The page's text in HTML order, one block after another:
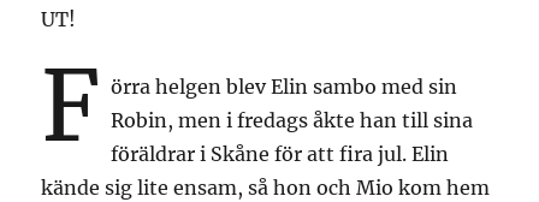
UT!
F örra helgen blev Elin sambo med sin
Robin, men i fredags åkte han till sina
föräldrar i Skåne för att fira jul. Elin
kände sig lite ensam, så hon och Mio kom hem